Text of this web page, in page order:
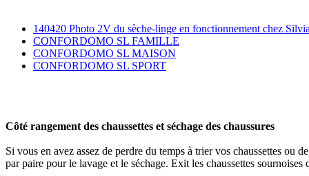
140420 Photo 2V du sèche-linge en fonctionnement chez
CONFORDOMO SL FAMILLE
CONFORDOMO SL MAISON
CONFORDOMO SL SPORT
Côté rangement des chaussettes et séchage des chaussures
Si vous en avez assez de perdre du temps à trier vos chaussettes
par paire pour le lavage et le séchage. Exit les chaussettes